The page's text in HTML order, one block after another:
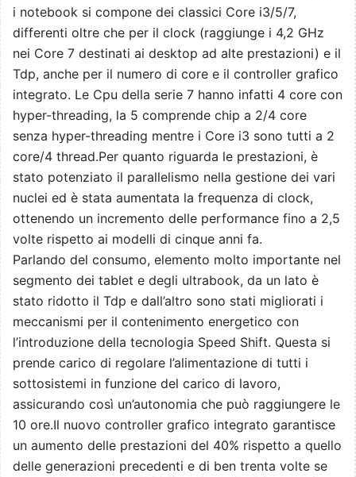
i notebook si compone dei classici Core i3/5/7,
differenti oltre che per il clock (raggiunge i 4,2 GHz
nei Core 7 destinati ai desktop ad alte prestazioni) e il
Tdp, anche per il numero di core e il controller grafico
integrato. Le Cpu della serie 7 hanno infatti 4 core con
hyper-threading, la 5 comprende chip a 2/4 core
senza hyper-threading mentre i Core i3 sono tutti a 2
core/4 thread.Per quanto riguarda le prestazioni, è
stato potenziato il parallelismo nella gestione dei vari
nuclei ed è stata aumentata la frequenza di clock,
ottenendo un incremento delle performance fino a 2,5
volte rispetto ai modelli di cinque anni fa.
Parlando del consumo, elemento molto importante nel
segmento dei tablet e degli ultrabook, da un lato è
stato ridotto il Tdp e dall’altro sono stati migliorati i
meccanismi per il contenimento energetico con
l’introduzione della tecnologia Speed Shift. Questa si
prende carico di regolare l’alimentazione di tutti i
sottosistemi in funzione del carico di lavoro,
assicurando così un’autonomia che può raggiungere le
10 ore.Il nuovo controller grafico integrato garantisce
un aumento delle prestazioni del 40% rispetto a quello
delle generazioni precedenti e di ben trenta volte se